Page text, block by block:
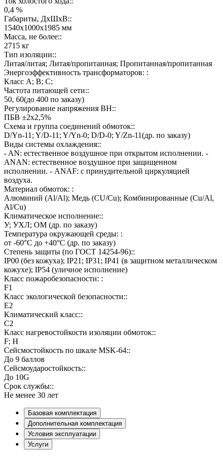
0,4 %
Габариты, ДхШхВ::
1540х1000х1985 мм
Масса, не более::
2715 кг
Тип изоляции::
Литая/литая; Литая/пропитанная; Пропитанная/пропитанная
Энергоэффективность трансформаторов: :
Класс А; В; С;
Частота питающей сети::
50, 60(до 400 по заказу)
Регулирование напряжения ВН::
ПБВ ±2х2,5%
Схема и группа соединений обмоток::
D/Yn-11; Y/D-11; Y/Yn-0; D/D-0; Y/Zn-11(др. по заказу)
Виды системы охлаждения::
- AN: естественное воздушное при открытом исполнении. -
ANAN: естественное воздушное при защищенном
исполнении. - ANAF: с принудительной циркуляцией
воздуха.
Материал обмоток: :
Алюминий (Al/Al); Медь (CU/Cu); Комбинированные (Cu/Al,
Al/Cu)
Климатическое исполнение::
У; УХЛ; ОМ (др. по заказу)
Температура окружающей среды: :
от -60°C до +40°C (др. по заказу)
Степень защиты (по ГОСТ 14254-96)::
IP00 (без кожуха); IP21; IP31; IP41 (в защитном металлическом
кожухе); IP54 (уличное исполнение)
Класс пожаробезопасности: :
F1
Класс экологической безопасности::
E2
Климатический класс::
C2
Класс нагревостойкости изоляции обмоток::
F; H
Сейсмостойкость по шкале MSK-64::
До 9 баллов
Сейсмоударостойкость::
До 10G
Срок службы::
Не менее 30 лет
Базовая комплектация
Дополнительная комплектация
Условия эксплуатации
Услуги